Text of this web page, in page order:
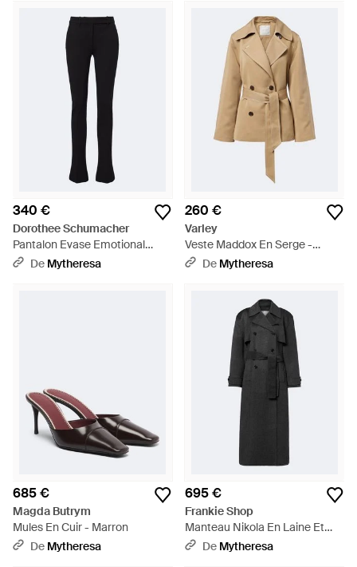
340 €
Dorothee Schumacher
Pantalon Evase Emotional
Essence - Noir
De Mytheresa
260 €
Varley
Veste Maddox En Serge -
Neutre
De Mytheresa
685 €
Magda Butrym
Mules En Cuir - Marron
De Mytheresa
695 €
Frankie Shop
Manteau Nikola En Laine Et
Cachemire - Noir
De Mytheresa